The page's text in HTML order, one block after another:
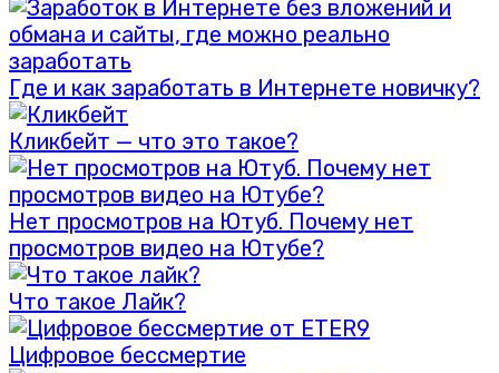
Где и как заработать в Интернете новичку?
Кликбейт — что это такое?
Нет просмотров на Ютуб. Почему нет
просмотров видео на Ютубе?
Что такое Лайк?
Цифровое бессмертие